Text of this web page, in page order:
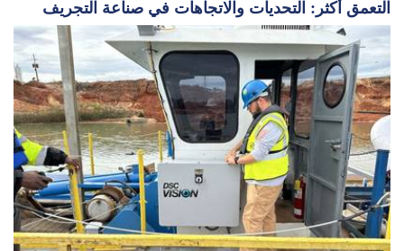
التعمق أكثر: التحديات والاتجاهات في صناعة التجريف